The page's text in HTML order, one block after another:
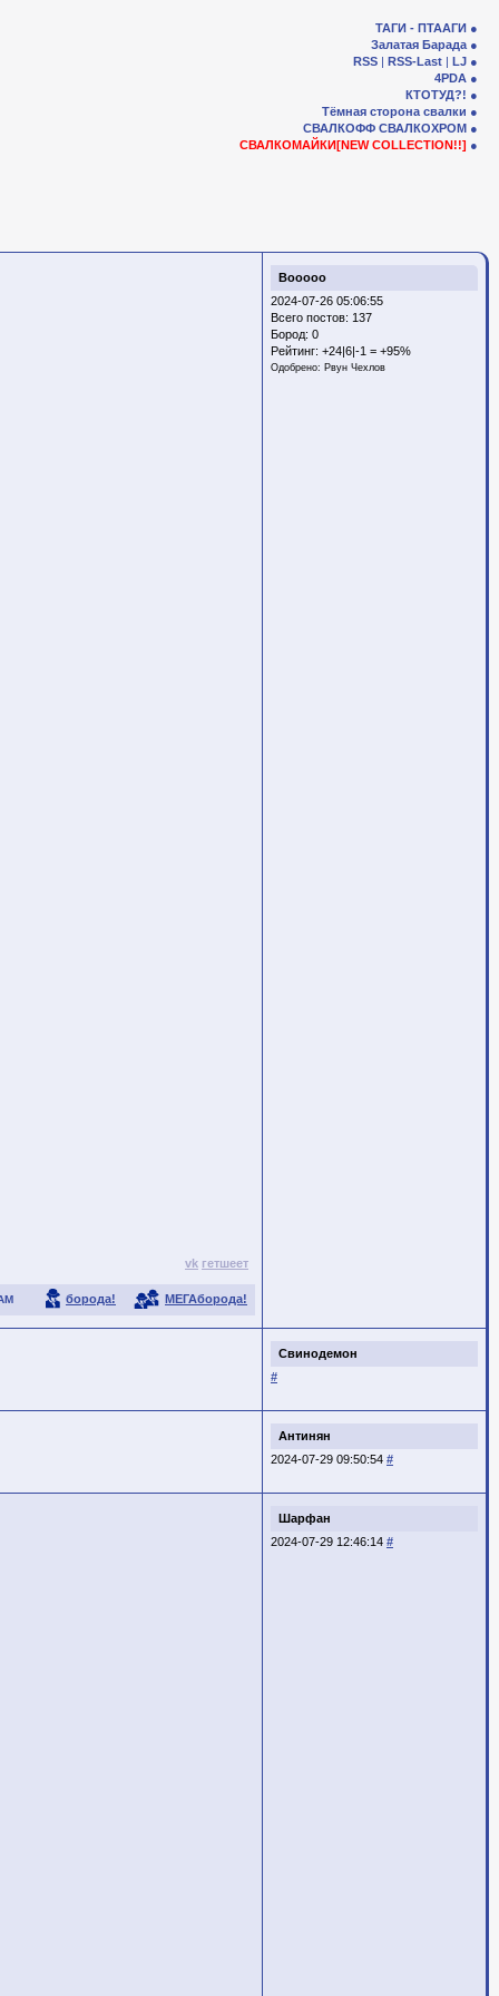
ТАГИ - ПТААГИ
Залатая Барада
RSS | RSS-Last | LJ
4PDA
КТОТУД?!
Тёмная сторона свалки
СВАЛКОФФ СВАЛКОХРОМ
СВАЛКОМАЙКИ[NEW COLLECTION!!]
Booooo
2024-07-26 05:06:55
Всего постов: 137
Бород: 0
Рейтинг: +24|6|-1 = +95%
Одобрено: Рвун Чехлов
vk гетшеет
борода! МЕГАборода!
Свинодемон
#
Антинян
2024-07-29 09:50:54 #
Шарфан
2024-07-29 12:46:14 #